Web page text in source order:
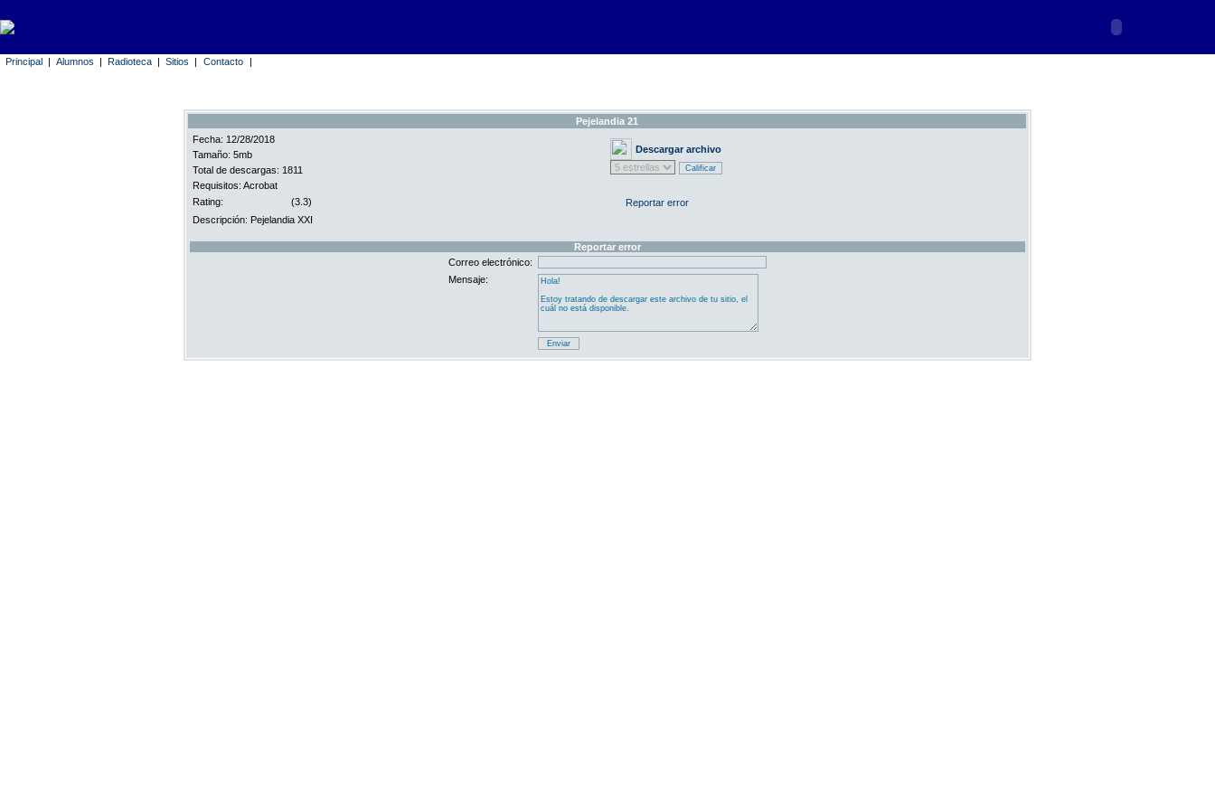
Principal | Alumnos | Radioteca | Sitios | Contacto |
Pejelandia 21
Fecha: 12/28/2018
Descargar archivo
Tamaño: 5mb
Total de descargas: 1811
Requisitos: Acrobat
Rating:
(3.3)
Reportar error
Descripción: Pejelandia XXI
Reportar error
Correo electrónico:
Mensaje: